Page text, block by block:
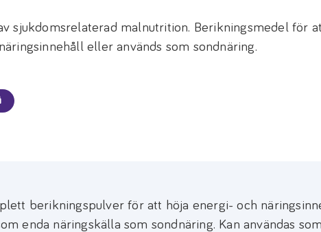
sjukdomsrelaterad malnutrition. Berikningsmedel för
eller används som sondnäring.
berikningspulver för att höja energi- och
enda näringskälla som sondnäring. Kan användas